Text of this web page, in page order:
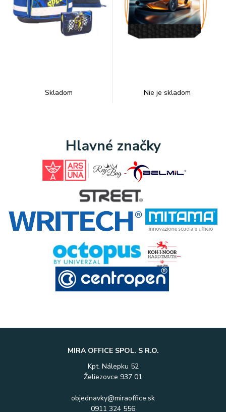
Skladom Nie je skladom
Hlavné značky
MIRA OFFICE SPOL. S R.O.
Kpt. Nálepku 52
Želiezovce 937 01
objednavky@miraoffice.sk
0911 324 556